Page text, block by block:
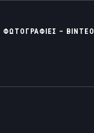
ΦΩΤΟΓΡΑΦΊΕΣ – ΒΊΝΤΕΟ